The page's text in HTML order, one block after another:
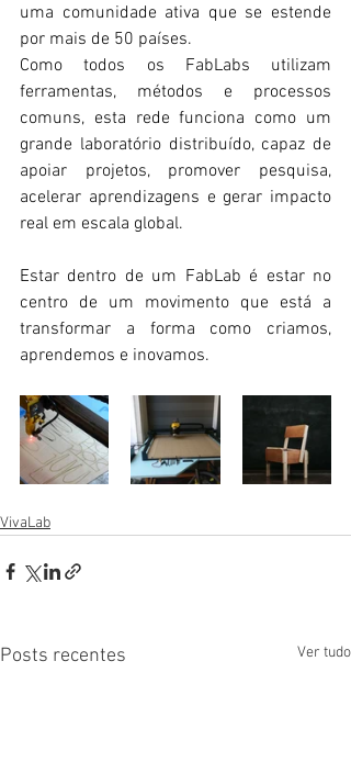
uma comunidade ativa que se estende
por mais de 50 países.
Como todos os FabLabs utilizam
ferramentas, métodos e processos
comuns, esta rede funciona como um
grande laboratório distribuído, capaz de
apoiar projetos, promover pesquisa,
acelerar aprendizagens e gerar impacto
real em escala global.
Estar dentro de um FabLab é estar no
centro de um movimento que está a
transformar a forma como criamos,
aprendemos e inovamos.
VivaLab
Posts recentes Ver tudo